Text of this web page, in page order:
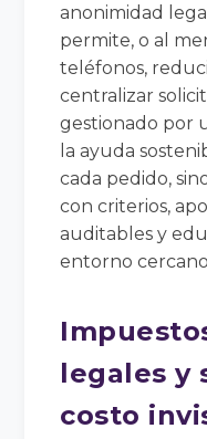
anonimidad
permite, o al
teléfonos,
centralizar
gestionado por
la ayuda
cada pedido,
con criterios,
auditables y
entorno
legales y
costo